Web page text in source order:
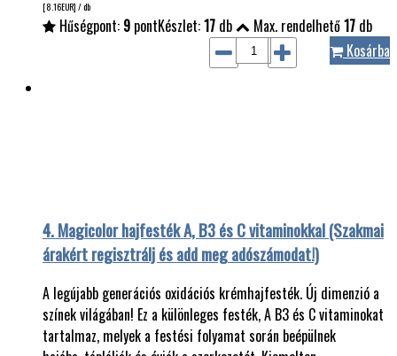
[8.16EUR] / db
Hűségpont: 9 pontKészlet:17 db Max. rendelhető17 db
Kosárba
4. Magicolor hajfesték A, B3 és C vitaminokkal (Szakmai
árakért regisztrálj és add meg adószámodat!)
A legújabb generációs oxidációs krémhajfesték. Új dimenzió a
színek világában! Ez a különleges festék, A B3 és C vitaminokat
tartalmaz, melyek a festési folyamat során beépülnek